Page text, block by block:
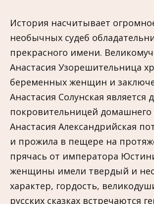
История насчитывает
необычных судеб
прекрасного имени.
Анастасия Узорешительница
беременных женщин и
Анастасия Солунская является
покровительницей домашнего
Анастасия Александрийская
и прожила в пещере на
прячась от императора
женщины имели твердый и
характер, гордость,
русских сказках встречаются